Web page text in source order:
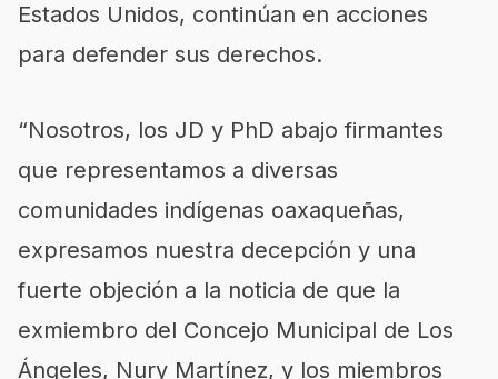
Estados Unidos, continúan en acciones
para defender sus derechos.
“Nosotros, los JD y PhD abajo firmantes
que representamos a diversas
comunidades indígenas oaxaqueñas,
expresamos nuestra decepción y una
fuerte objeción a la noticia de que la
exmiembro del Concejo Municipal de Los
Ángeles, Nury Martínez, y los miembros